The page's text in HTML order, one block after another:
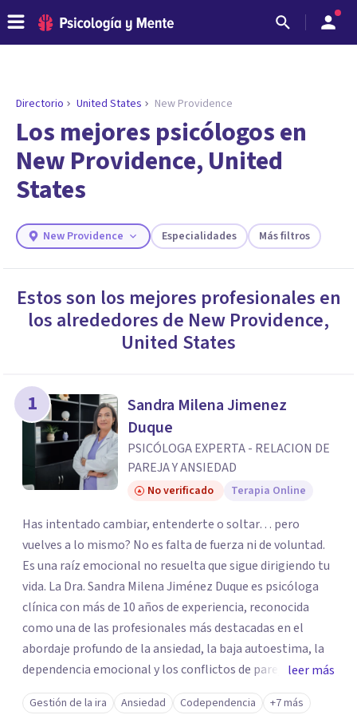
¿Necesitas ayuda para encontrar el
psicólogo adecuado?
Responde a unas breves preguntas y te ofreceremos
necesidades.
Responder cuestionario
Directorio United States New Providence
Los mejores psicólogos en
New Providence, United
States
New Providence Especialidades Más filtros
Estos son los mejores profesionales en
los alrededores de New Providence,
United States
1
Sandra Milena Jimenez
Duque
PSICÓLOGA EXPERTA - RELACION DE
PAREJA Y ANSIEDAD
No verificado Terapia Online
Has intentado cambiar, entenderte o soltar… pero
vuelves a lo mismo? No es falta de fuerza ni de voluntad.
Es una raíz emocional no resuelta que sigue dirigiendo tu
vida. La Dra. Sandra Milena Jiménez Duque es psicóloga
clínica con más de 10 años de experiencia, reconocida
como una de las profesionales más destacadas en el
abordaje profundo de la ansiedad, la baja autoestima, la
dependencia emocional y los conflictos de pareja. Ha
trabajado con pacientes en diferentes países,
acompañando procesos complejos. Su enfoque
leer más
Gestión de la ira Ansiedad Codependencia +7 más